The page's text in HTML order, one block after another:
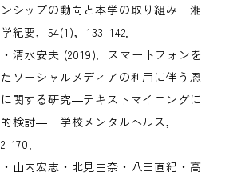
シップの動向と本学の取り組み 湘
紀要，54(1)，133-142．
清水安夫 (2019)．スマートフォンを
ソーシャルメディアの利用に伴う恩
関する研究―テキストマイニングに
検討― 学校メンタルヘルス，
170．
山内宏志・北見由奈・八田直紀・高